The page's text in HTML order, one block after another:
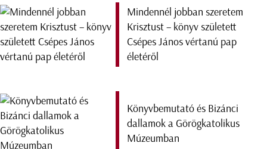
Mindennél jobban szeretem
Krisztust – könyv született
Csépes János vértanú pap
életéről
Könyvbemutató és Bizánci
dallamok a Görögkatolikus
Múzeumban